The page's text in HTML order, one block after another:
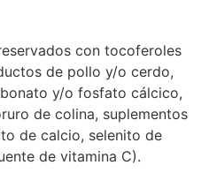
con tocoferoles
de pollo y/o cerdo,
y/o fosfato cálcico,
de colina, suplementos
de calcio, selenito de
de vitamina C).